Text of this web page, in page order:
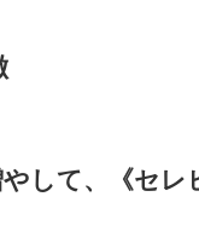
して、《セ